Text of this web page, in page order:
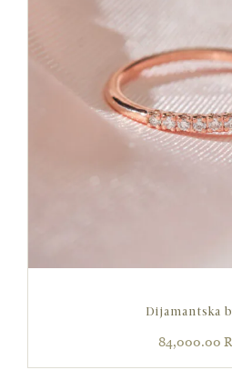
Dijamantska
84,000.00